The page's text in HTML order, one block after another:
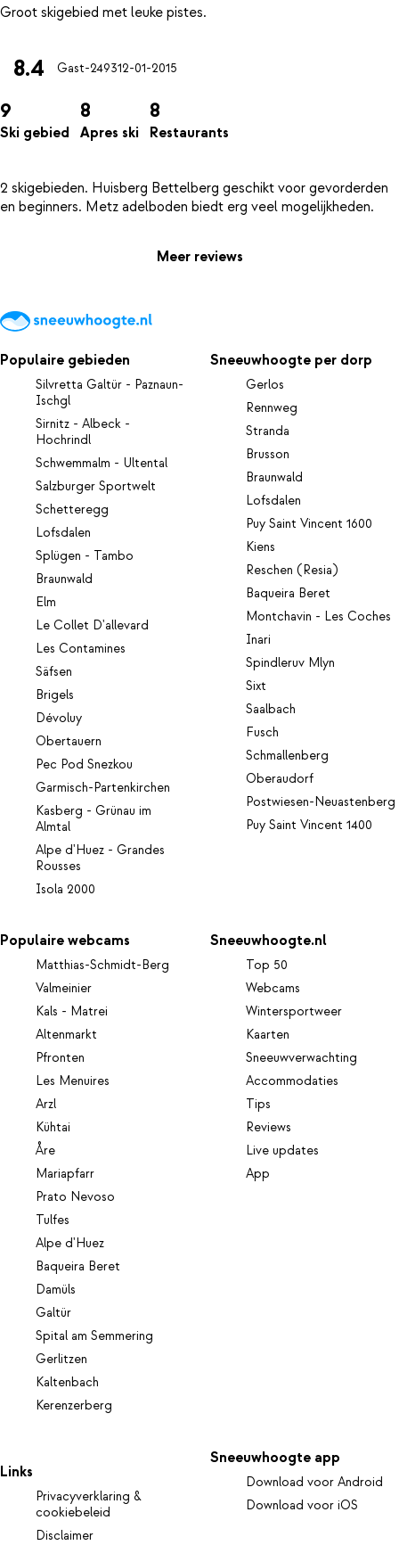
8.4 Gast-249312-01-2015
9
Ski gebied
8
Apres ski
8
Restaurants
2 skigebieden. Huisberg Bettelberg geschikt voor gevorderden
Meer reviews
Populaire gebieden
Silvretta Galtür - Paznaun-
Ischgl
Sirnitz - Albeck -
Hochrindl
Schwemmalm - Ultental
Salzburger Sportwelt
Schetteregg
Lofsdalen
Splügen - Tambo
Braunwald
Elm
Le Collet D'allevard
Les Contamines
Säfsen
Brigels
Dévoluy
Obertauern
Pec Pod Snezkou
Garmisch-Partenkirchen
Kasberg - Grünau im
Almtal
Alpe d'Huez - Grandes
Rousses
Isola 2000
Sneeuwhoogte per dorp
Gerlos
Rennweg
Stranda
Brusson
Braunwald
Lofsdalen
Puy Saint Vincent 1600
Kiens
Reschen (Resia)
Baqueira Beret
Montchavin - Les Coches
Inari
Spindleruv Mlyn
Sixt
Saalbach
Fusch
Schmallenberg
Oberaudorf
Postwiesen-Neuastenberg
Puy Saint Vincent 1400
Populaire webcams
Matthias-Schmidt-Berg
Valmeinier
Kals - Matrei
Altenmarkt
Pfronten
Les Menuires
Arzl
Kühtai
Åre
Mariapfarr
Prato Nevoso
Tulfes
Alpe d'Huez
Baqueira Beret
Damüls
Galtür
Spital am Semmering
Gerlitzen
Kaltenbach
Kerenzerberg
Sneeuwhoogte.nl
Top 50
Webcams
Wintersportweer
Kaarten
Sneeuwverwachting
Accommodaties
Tips
Reviews
Live updates
App
Links
Privacyverklaring &
cookiebeleid
Disclaimer
Sneeuwhoogte app
Download voor Android
Download voor iOS